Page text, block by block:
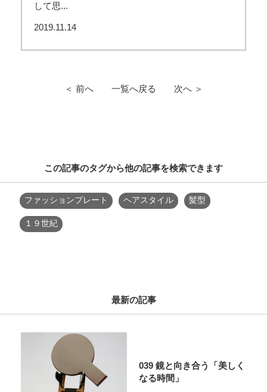
して思...
2019.11.14
＜ 前へ 一覧へ戻る 次へ ＞
この記事のタグから他の記事を検索できます
ファッションプレート ヘアスタイル 髪型
１９世紀
最新の記事
039 鏡と向き合う「美しく
なる時間」